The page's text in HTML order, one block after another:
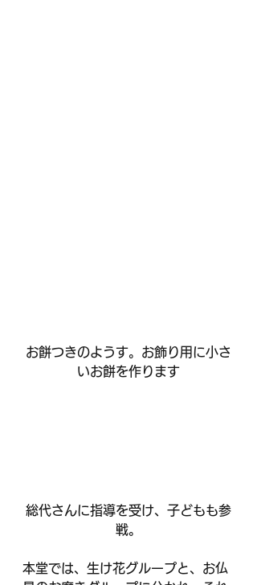
お餅つきのようす。お飾り用に小さ
いお餅を作ります
総代さんに指導を受け、子どもも参
戦。
本堂では、生け花グループと、お仏